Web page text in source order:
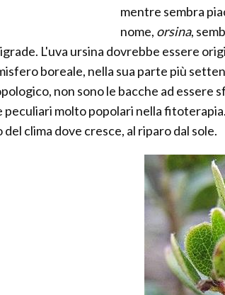
mentre sembra
nome, orsina,
L'uva ursina dovrebbe essere
boreale, nella sua parte più
non sono le bacche ad essere
molto popolari nella
clima dove cresce, al riparo dal sole.